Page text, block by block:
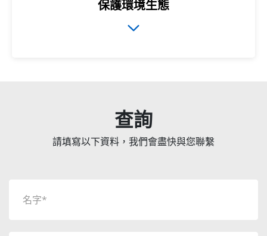
保護環境生態
查詢
請填寫以下資料，我們會盡快與您聯繫